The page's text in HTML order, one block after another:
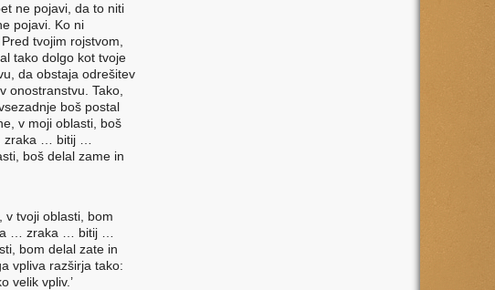
ne pojavi, da to niti
pojavi. Ko ni
tvojim rojstvom,
tako dolgo kot tvoje
da obstaja odrešitev
onostranstvu. Tako,
boš postal
v moji oblasti, boš
zraka … bitij …
boš delal zame in
v tvoji oblasti, bom
… zraka … bitij …
bom delal zate in
vpliva razširja tako:
velik vpliv.’